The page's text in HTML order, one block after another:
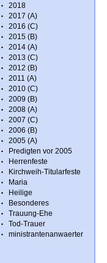
2018
2017 (A)
2016 (C)
2015 (B)
2014 (A)
2013 (C)
2012 (B)
2011 (A)
2010 (C)
2009 (B)
2008 (A)
2007 (C)
2006 (B)
2005 (A)
Predigten vor 2005
Herrenfeste
Kirchweih-Titularfeste
Maria
Heilige
Besonderes
Trauung-Ehe
Tod-Trauer
ministrantenanwaerter